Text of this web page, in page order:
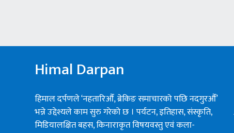
Himal Darpan
हिमाल दर्पणले ‘नहतारिऔँ, ब्रेकिङ समाचारको पछि नदगुरऔँ’
भन्ने उद्देश्यले काम सुरु गरेको छ । पर्यटन, इतिहास, संस्कृति,
मिडियालक्षित बहस, किनाराकृत विषयवस्तु एवं कला-